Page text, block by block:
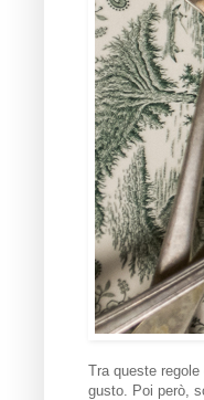
Tra queste
gusto. Poi però,